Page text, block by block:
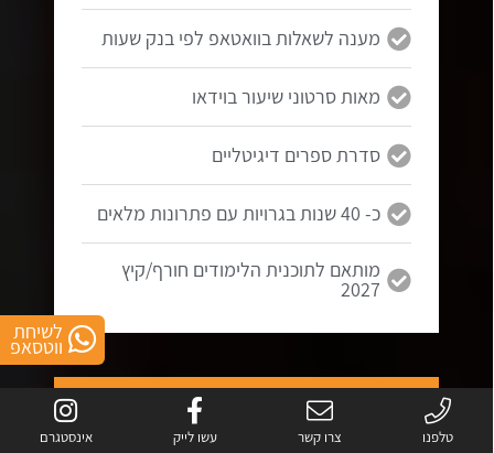
מענה לשאלות בוואטאפ לפי בנק שעות
מאות סרטוני שיעור בוידאו
סדרת ספרים דיגיטליים
כ- 40 שנות בגרויות עם פתרונות מלאים
מותאם לתוכנית הלימודים חורף/קיץ
2027
בגרות במתמטיקה
לשיחת
ווטסאפ
טלפנו צרו קשר עשו לייק אינסטגרם